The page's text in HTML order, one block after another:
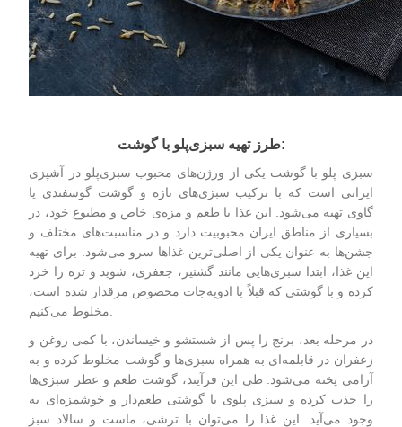
طرز تهیه سبزیپلو با گوشت :
سبزی‌ پلو با گوشت یکی از ورژن‌های محبوب سبزی‌پلو در آشپزی
ایرانی است که با ترکیب سبزی‌های تازه و گوشت گوسفندی یا
گاوی تهیه می‌شود. این غذا با طعم و مزه‌ی خاص و مطبوع خود، در
بسیاری از مناطق ایران محبوبیت دارد و در مناسبت‌های مختلف و
جشن‌ها به عنوان یکی از اصلی‌ترین غذاها سرو می‌شود. برای تهیه
این غذا، ابتدا سبزی‌هایی مانند گشنیز، جعفری، شوید و تره را خرد
کرده و با گوشتی که قبلاً با ادویه‌جات مخصوص مرقدار شده است،
در مرحله بعد، برنج را پس از شستشو و خیساندن، با کمی روغن و
زعفران در قابلمه‌ای به همراه سبزی‌ها و گوشت مخلوط کرده و به
آرامی پخته می‌شود. طی این فرآیند، گوشت طعم و عطر سبزی‌ها
را جذب کرده و سبزی‌ پلوی با گوشتی طعم‌دار و خوشمزه‌ای به
وجود می‌آید. این غذا را می‌توان با ترشی، ماست و سالاد سبز